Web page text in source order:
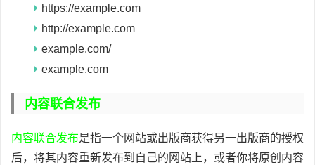
https://example.com
http://example.com
example.com/
example.com
内容联合发布
内容联合发布是指一个网站或出版商获得另一出版商的授权
后，将其内容重新发布到自己的网站上，或者你将原创内容